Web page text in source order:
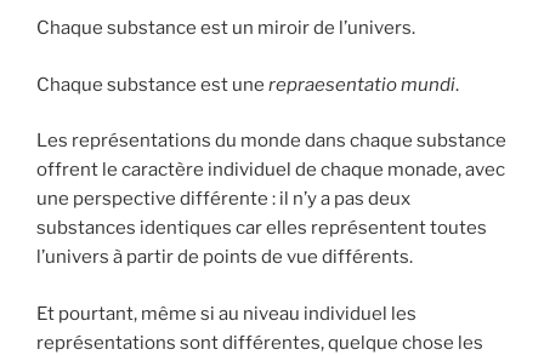
Chaque substance est un miroir de l’univers.
Chaque substance est une repraesentatio mundi.
Les représentations du monde dans chaque substance
offrent le caractère individuel de chaque monade, avec
une perspective différente : il n’y a pas deux
substances identiques car elles représentent toutes
l’univers à partir de points de vue différents.
Et pourtant, même si au niveau individuel les
représentations sont différentes, quelque chose les